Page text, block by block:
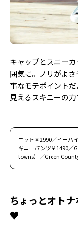
キャップとスニー
囲気に。ノリがよ
事なモテポイント
見えるスキニーの
ニット￥2990／イーハ
キニーパンツ￥1490
towns）／Green
ちょっとオト
♥